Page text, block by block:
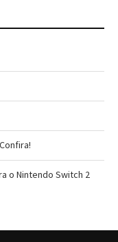
o Nintendo Switch 2